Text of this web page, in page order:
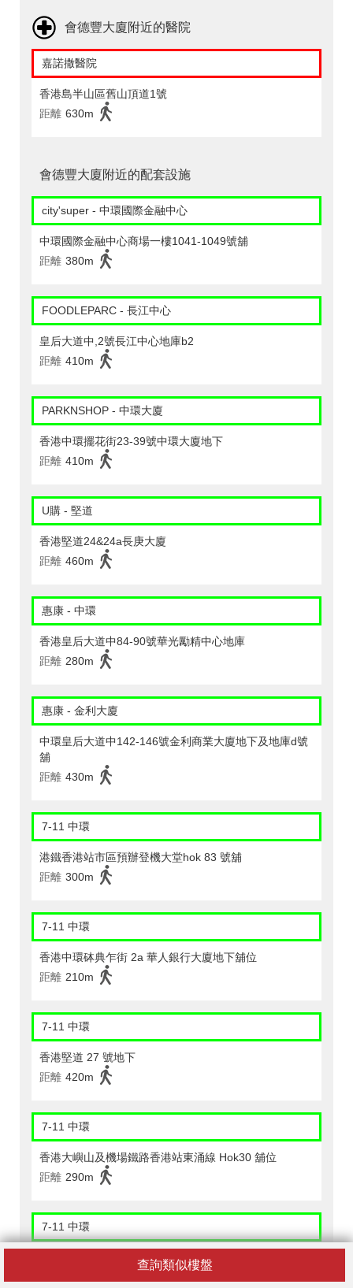
查詢類似樓盤
會德豐大廈附近的醫院
嘉諾撒醫院
香港島半山區舊山頂道1號
距離 630m
會德豐大廈附近的配套設施
city'super - 中環國際金融中心
中環國際金融中心商場一樓1041-1049號舖
距離 380m
FOODLEPARC - 長江中心
皇后大道中,2號長江中心地庫b2
距離 410m
PARKNSHOP - 中環大廈
香港中環擺花街23-39號中環大廈地下
距離 410m
U購 - 堅道
香港堅道24&24a長庚大廈
距離 460m
惠康 - 中環
香港皇后大道中84-90號華光勵精中心地庫
距離 280m
惠康 - 金利大廈
中環皇后大道中142-146號金利商業大廈地下及地庫d號
舖
距離 430m
7-11 中環
港鐵香港站市區預辦登機大堂hok 83 號舖
距離 300m
7-11 中環
香港中環砵典乍街 2a 華人銀行大廈地下舖位
距離 210m
7-11 中環
香港堅道 27 號地下
距離 420m
7-11 中環
香港大嶼山及機場鐵路香港站東涌線 Hok30 舖位
距離 290m
7-11 中環
香港中環租庇利街 1 號喜訊大廈地下 C 舖